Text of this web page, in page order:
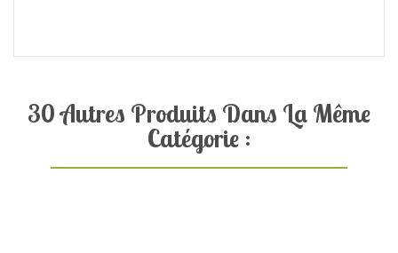
30 Autres Produits Dans La Même
Catégorie :